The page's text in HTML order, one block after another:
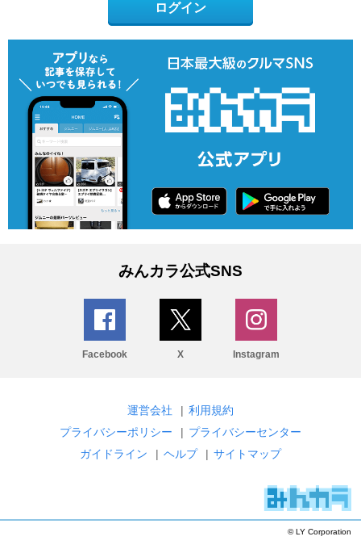
ログイン
みんカラ公式SNS
Facebook X Instagram
運営会社 | 利用規約
プライバシーポリシー
| プライバシーセンター
ガイドライン
| ヘルプ | サイトマップ
© LY Corporation